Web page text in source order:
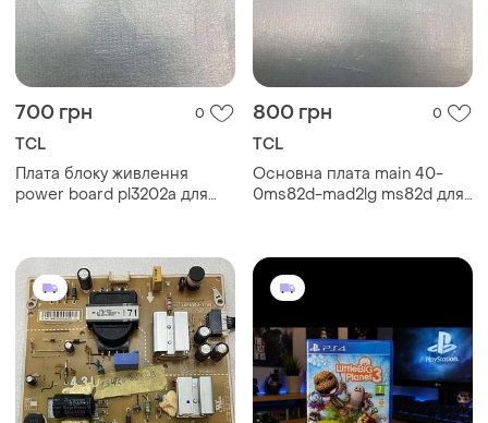
700 грн 0
TCL
Плата блоку живлення
power board pl3202a для
800 грн 0
TCL
Основна плата main 40-
0ms82d-mad2lg ms82d для